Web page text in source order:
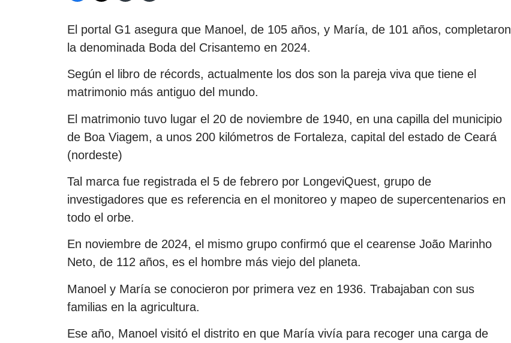
El portal G1 asegura que Manoel, de 105 años, y María, de 101 años, completaron
la denominada Boda del Crisantemo en 2024.
Según el libro de récords, actualmente los dos son la pareja viva que tiene el
matrimonio más antiguo del mundo.
El matrimonio tuvo lugar el 20 de noviembre de 1940, en una capilla del municipio
de Boa Viagem, a unos 200 kilómetros de Fortaleza, capital del estado de Ceará
(nordeste)
Tal marca fue registrada el 5 de febrero por LongeviQuest, grupo de
investigadores que es referencia en el monitoreo y mapeo de supercentenarios en
todo el orbe.
En noviembre de 2024, el mismo grupo confirmó que el cearense João Marinho
Neto, de 112 años, es el hombre más viejo del planeta.
Manoel y María se conocieron por primera vez en 1936. Trabajaban con sus
familias en la agricultura.
Ese año, Manoel visitó el distrito en que María vivía para recoger una carga de